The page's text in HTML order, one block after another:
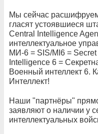
Мы сейчас
гласят устоявшиеся
Central Intelligence
интеллектуальное
МИ-6 = SIS/MI6 =
Intelligence 6 =
Военный интеллект 6.
Интеллект!
Наши "партнёры"
заявляют о наличии у
интеллектуальных